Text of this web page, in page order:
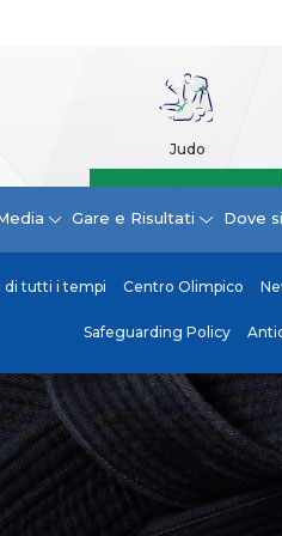
Judo
Gare e Risultati Dove
di tutti i tempi Centro Olimpico
Safeguarding Policy